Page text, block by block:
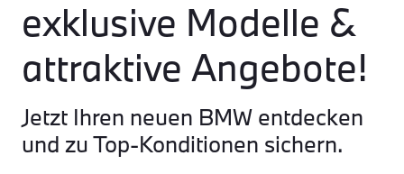
exklusive Modelle &
attraktive Angebote!
Jetzt Ihren neuen BMW entdecken
und zu Top-Konditionen sichern.